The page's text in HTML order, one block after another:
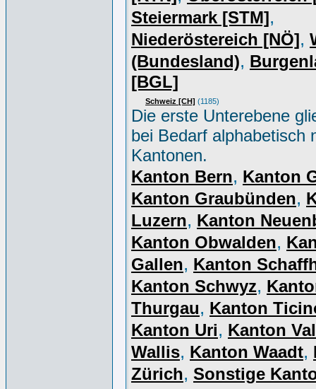
Steiermark [STM],
Niederöstereich [NÖ],
(Bundesland),
[BGL]
Schweiz [CH] (1185)
Die erste Unterebene
bei Bedarf alphabetisch
Kantonen.
Kanton Bern, Kanton
Kanton Graubünden,
Luzern, Kanton
Kanton Obwalden,
Gallen, Kanton
Kanton Schwyz,
Thurgau, Kanton
Kanton Uri, Kanton
Wallis, Kanton Waadt,
Zürich, Sonstige